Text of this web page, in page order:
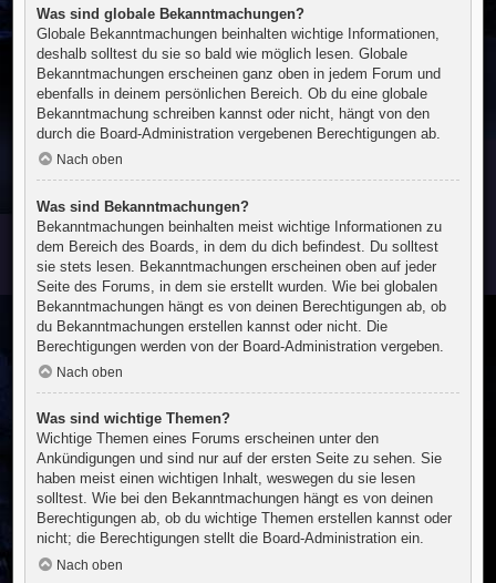
Was sind globale Bekanntmachungen?
Globale Bekanntmachungen beinhalten wichtige Informationen,
deshalb solltest du sie so bald wie möglich lesen. Globale
Bekanntmachungen erscheinen ganz oben in jedem Forum und
ebenfalls in deinem persönlichen Bereich. Ob du eine globale
Bekanntmachung schreiben kannst oder nicht, hängt von den
durch die Board-Administration vergebenen Berechtigungen ab.
Nach oben
Was sind Bekanntmachungen?
Bekanntmachungen beinhalten meist wichtige Informationen zu
dem Bereich des Boards, in dem du dich befindest. Du solltest
sie stets lesen. Bekanntmachungen erscheinen oben auf jeder
Seite des Forums, in dem sie erstellt wurden. Wie bei globalen
Bekanntmachungen hängt es von deinen Berechtigungen ab, ob
du Bekanntmachungen erstellen kannst oder nicht. Die
Berechtigungen werden von der Board-Administration vergeben.
Nach oben
Was sind wichtige Themen?
Wichtige Themen eines Forums erscheinen unter den
Ankündigungen und sind nur auf der ersten Seite zu sehen. Sie
haben meist einen wichtigen Inhalt, weswegen du sie lesen
solltest. Wie bei den Bekanntmachungen hängt es von deinen
Berechtigungen ab, ob du wichtige Themen erstellen kannst oder
nicht; die Berechtigungen stellt die Board-Administration ein.
Nach oben